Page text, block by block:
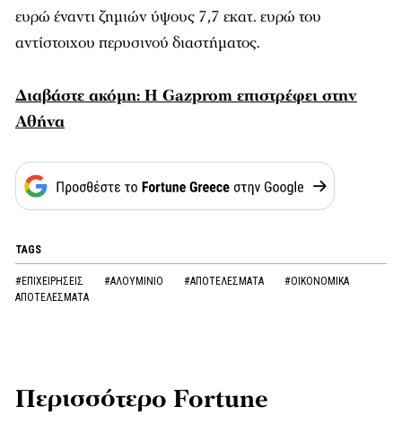
ευρώ έναντι ζημιών ύψους 7,7 εκατ. ευρώ του
αντίστοιχου περυσινού διαστήματος.
Διαβάστε ακόμη: Η Gazprom επιστρέφει στην
Αθήνα
TAGS
#ΕΠΙΧΕΙΡΗΣΕΙΣ #ΑΛΟΥΜΙΝΙΟ #ΑΠΟΤΕΛΕΣΜΑΤΑ
#ΟΙΚΟΝΟΜΙΚΑ
ΑΠΟΤΕΛΕΣΜΑΤΑ
Περισσότερο Fortune